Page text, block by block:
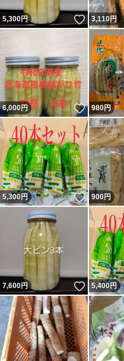
5,300円 いいね！
3,110円
6,000円 いいね！
980円
5,300円 いいね！
900円
7,600円 いいね！
5,400円